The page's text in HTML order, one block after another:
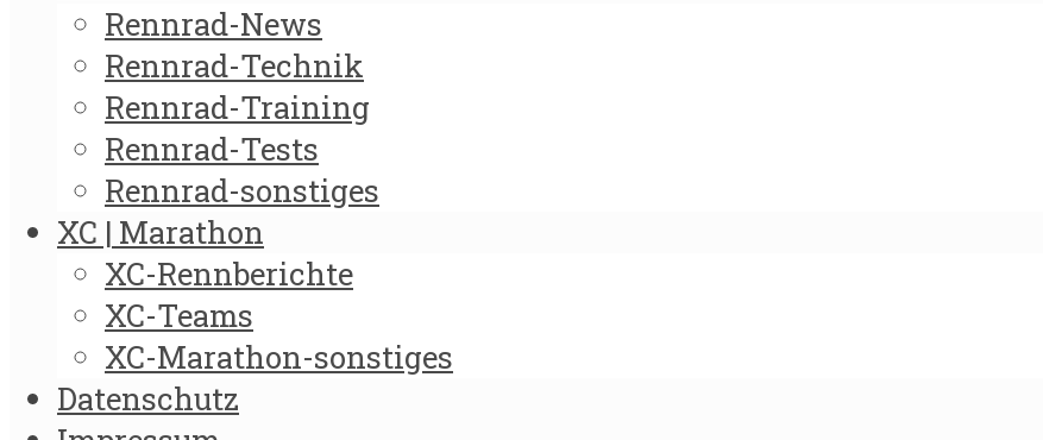
Rennrad-News
Rennrad-Technik
Rennrad-Training
Rennrad-Tests
Rennrad-sonstiges
XC | Marathon
XC-Rennberichte
XC-Teams
XC-Marathon-sonstiges
Datenschutz